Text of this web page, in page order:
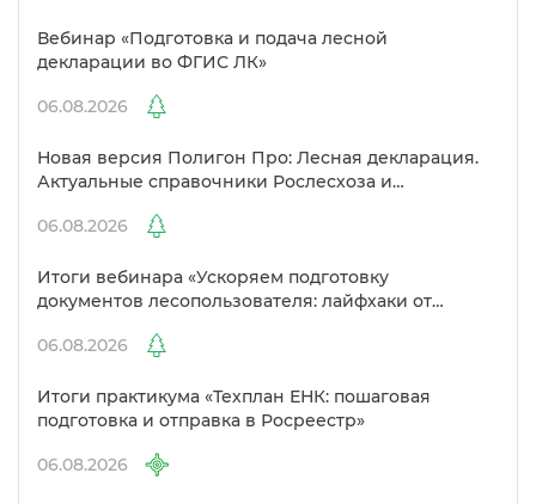
ебинар «Подготовка и подача лесной
декларации во ФГИС ЛК»
06.08.2026
Новая версия Полигон Про: Лесная декларация.
Актуальные справочники Рослесхоза и
06.08.2026
Итоги вебинара «Ускоряем подготовку
документов лесопользователя: лайфхаки от
06.08.2026
Итоги практикума «Техплан ЕНК: пошаговая
подготовка и отправка в Росреестр»
06.08.2026